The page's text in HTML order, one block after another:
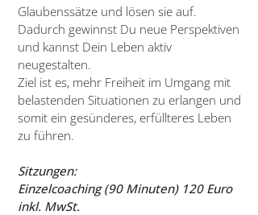
Glaubenssätze und lösen sie auf.
Dadurch gewinnst Du neue Perspektiven
und kannst Dein Leben aktiv
neugestalten.
Ziel ist es, mehr Freiheit im Umgang mit
belastenden Situationen zu erlangen und
somit ein gesünderes, erfüllteres Leben
zu führen.​
Sitzungen:
Einzelcoaching (90 Minuten) 120 Euro
inkl. MwSt.